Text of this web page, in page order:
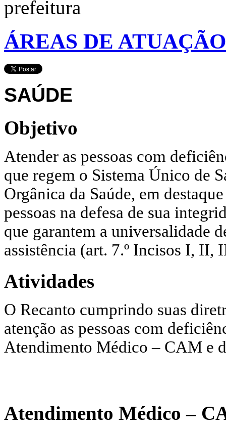
ÁREAS DE ATUAÇÃO
SAÚDE
Objetivo
Atender as pessoas com
que regem o Sistema Único de
Orgânica da Saúde, em
pessoas na defesa de sua
que garantem a universalidade
assistência (art. 7.º Incisos I, II,
Atividades
O Recanto cumprindo suas
atenção as pessoas com
Atendimento Médico – CAM e
Atendimento Médico –